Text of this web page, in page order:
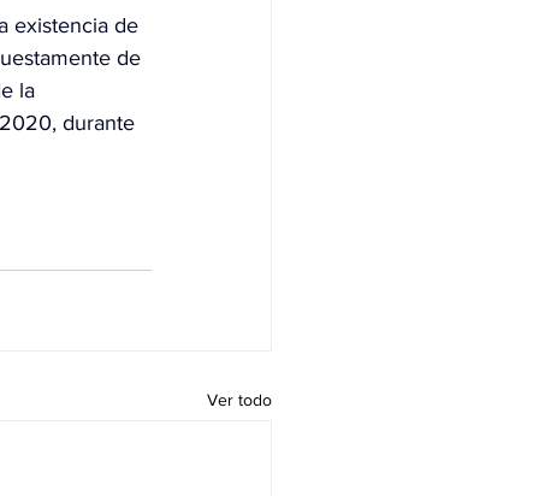
existencia de
de
la
durante
Ver todo